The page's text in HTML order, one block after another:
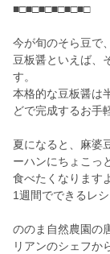
■□■□■□■□■□■□
今が旬のそら豆で
豆板醤といえば、
す。
本格的な豆板醤は
どで完成するお手
夏になると、麻婆
ーハンにちょこっ
食べたくなります
1週間でできるレ
ののま自然農園の
リアンのシェフか